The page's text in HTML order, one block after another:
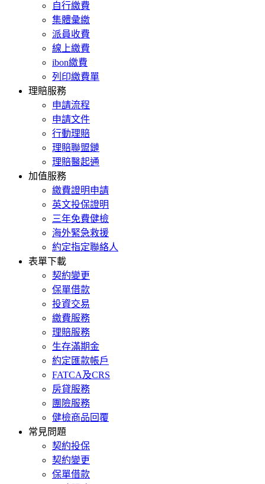
自行繳費
集體彙繳
派員收費
線上繳費
ibon繳費
列印繳費單
理賠服務
申請流程
申請文件
行動理賠
理賠聯盟鏈
理賠醫起通
加值服務
繳費證明申請
英文投保證明
三年免費健檢
海外緊急救援
約定指定聯絡人
表單下載
契約變更
保單借款
投資交易
繳費服務
理賠服務
生存滿期金
約定匯款帳戶
FATCA及CRS
房貸服務
團險服務
健檢商品回覆
常見問題
契約投保
契約變更
保單借款